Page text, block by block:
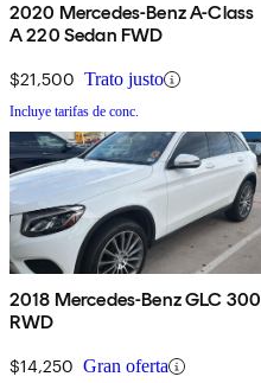
2020 Mercedes-Benz A-Class
A 220 Sedan FWD
$21,500 Trato justo
Incluye tarifas de conc.
2018 Mercedes-Benz GLC 300
RWD
$14,250 Gran oferta